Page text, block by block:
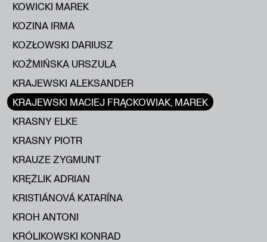
KOWICKI MAREK
KOZINA IRMA
KOZŁOWSKI DARIUSZ
KOŹMIŃSKA URSZULA
KRAJEWSKI ALEKSANDER
KRAJEWSKI MACIEJ FRĄCKOWIAK, MAREK
KRASNY ELKE
KRASNY PIOTR
KRAUZE ZYGMUNT
KRĘŻLIK ADRIAN
KRISTIÁNOVÁ KATARÍNA
KROH ANTONI
KRÓLIKOWSKI KONRAD